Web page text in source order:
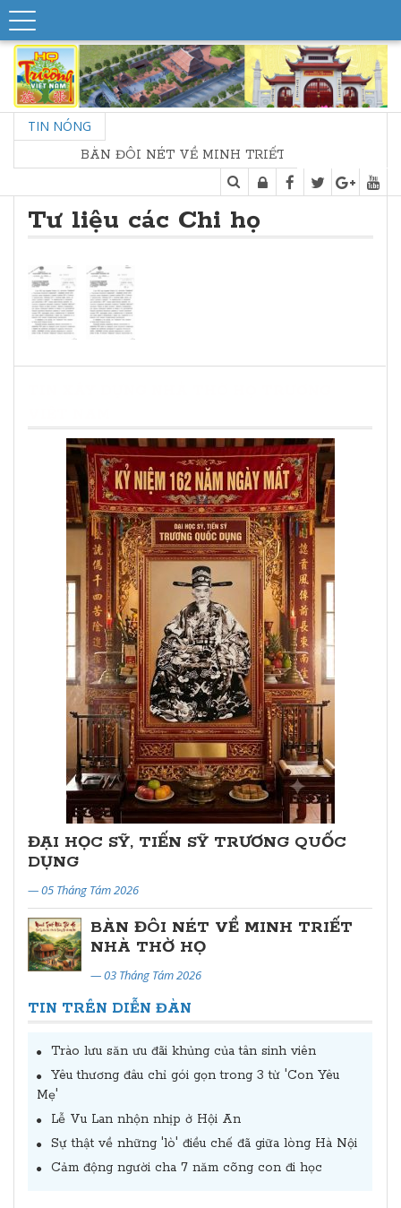
TIN NÓNG
BÀN ĐÔI NÉT VỀ MINH TRIẾT NHÀ THỜ HỌ
Tư liệu các Chi họ
ĐẠI HỌC SỸ, TIẾN SỸ TRƯƠNG QUỐC
DỤNG
— 05 Tháng Tám 2026
BÀN ĐÔI NÉT VỀ MINH TRIẾT
NHÀ THỜ HỌ
— 03 Tháng Tám 2026
TIN TRÊN DIỄN ĐÀN
Trào lưu săn ưu đãi khủng của tân sinh viên
Yêu thương đâu chỉ gói gọn trong 3 từ 'Con Yêu
Mẹ'
Lễ Vu Lan nhộn nhịp ở Hội An
Sự thật về những 'lò' điều chế đã giữa lòng Hà Nội
Cảm động người cha 7 năm cõng con đi học